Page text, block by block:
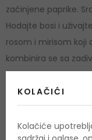
začinjene paprike.
Hodajte bosi i
rosom i mirisom koji
kombinira se sa
Napokon, slatki se
talijanskih deserta.
mošusom.
Upotreba
KOLAČIĆI
Kolačiće